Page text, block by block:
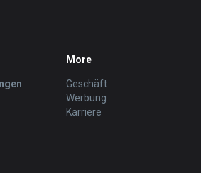
More
Geschäft
Werbung
Karriere